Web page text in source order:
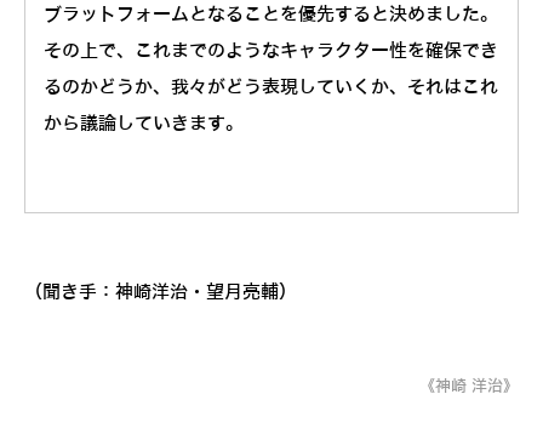
ブラットフォームとなることを優先すると決めました。
その上で、これまでのようなキャラクター性を確保でき
るのかどうか、我々がどう表現していくか、それはこれ
から議論していきます。
（聞き手：神崎洋治・望月亮輔）
《神崎 洋治》